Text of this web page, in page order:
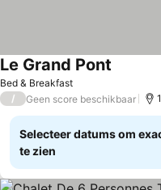
Bed & Breakfast
Le Grand Pont
/ Geen score beschikbaar
Selecteer datums om
te zien